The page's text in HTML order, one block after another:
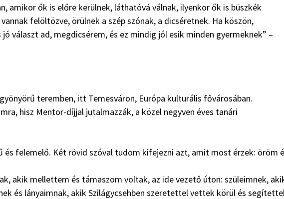
amikor ők is előre kerülnek, láthatóvá válnak, ilyenkor ők is büszkék
felöltözve, örülnek a szép szónak, a dicséretnek. Ha köszön,
választ ad, megdicsérem, és ez mindig jól esik minden gyermeknek” –
teremben, itt Temesváron, Európa kulturális fővárosában.
hisz Mentor-díjjal jutalmazzák, a közel negyven éves tanári
felemelő. Két rövid szóval tudom kifejezni azt, amit most érzek: öröm
akik mellettem és támaszom voltak, az ide vezető úton: szüleimnek,
és lányaimnak, akik Szilágycsehben szeretettel vettek körül és